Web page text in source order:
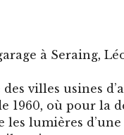
à Seraing,
villes usines
1960, où pour la
les lumières